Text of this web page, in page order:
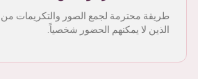
طريقة محترمة لجمع الصور والتكريمات من
الذين لا يمكنهم الحضور شخصياً.